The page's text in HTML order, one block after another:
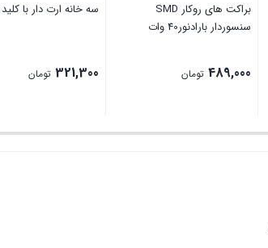
براکت های روکار SMD
سنسوردار بارادنور40 وات
489,000 تومان
سه خانه ارت دار با
321,300 تومان